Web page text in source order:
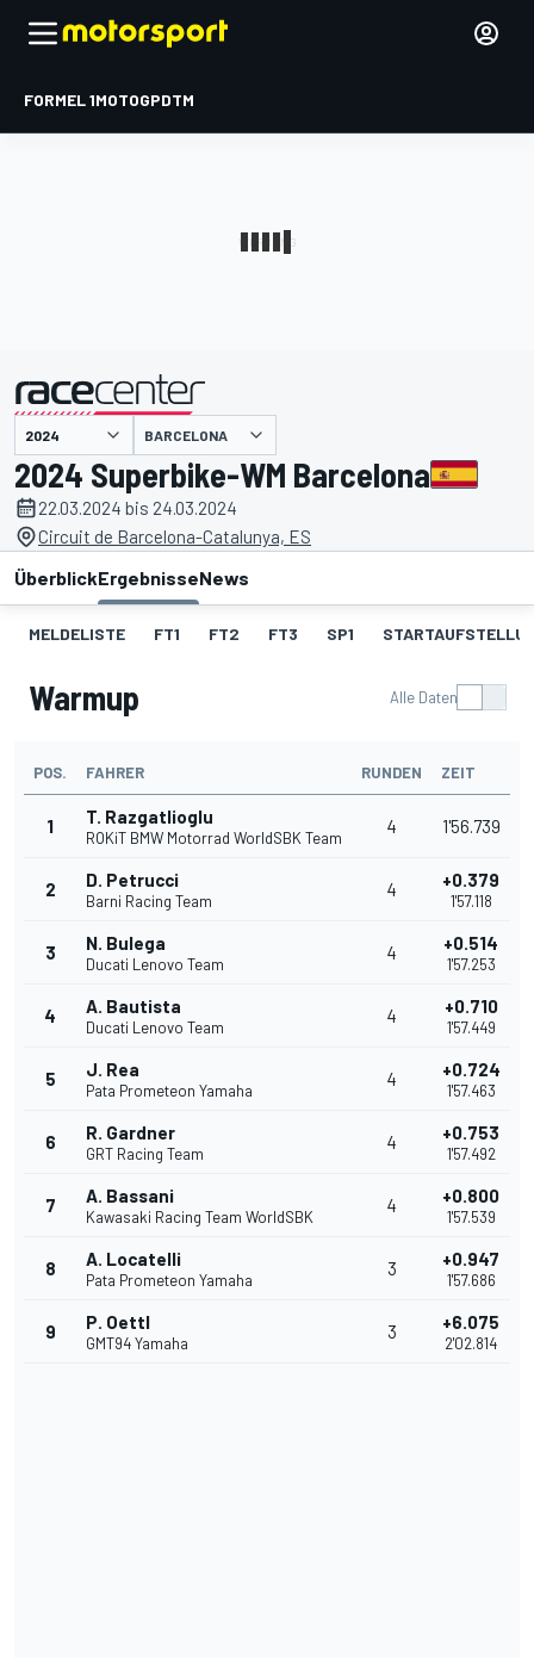
FORMEL 1MOTOGPDTM
BARCELONA
2024 Superbike-WM Barcelona
22.03.2024 bis 24.03.2024
Circuit de Barcelona-Catalunya, ES
ÜberblickErgebnisseNews
MELDELISTE FT1 FT2 FT3 SP1
Warmup Alle Daten
POS. FAHRER RUNDEN ZEIT
1 T. Razgatlioglu
ROKiT BMW Motorrad WorldSBK Team
4 1'56.739
2 D. Petrucci
Barni Racing Team
4 +0.379
1'57.118
3 N. Bulega
Ducati Lenovo Team
4 +0.514
1'57.253
4 A. Bautista
Ducati Lenovo Team
4 +0.710
1'57.449
5 J. Rea
Pata Prometeon Yamaha
4 +0.724
1'57.463
6 R. Gardner
GRT Racing Team
4 +0.753
1'57.492
7 A. Bassani
Kawasaki Racing Team WorldSBK
4 +0.800
1'57.539
8 A. Locatelli
Pata Prometeon Yamaha
3 +0.947
1'57.686
9 P. Oettl
GMT94 Yamaha
3 +6.075
2'02.814